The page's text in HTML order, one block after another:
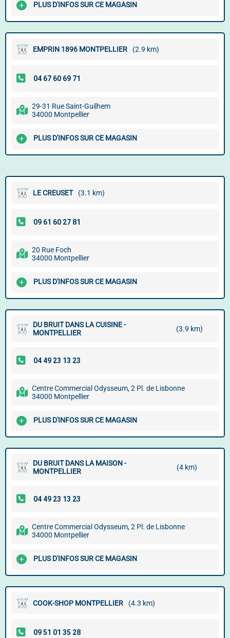
PLUS D'INFOS SUR CE MAGASIN
EMPRIN 1896 MONTPELLIER (2.9 km)
29-31 Rue Saint-Guilhem
34000 Montpellier
PLUS D'INFOS SUR CE MAGASIN
LE CREUSET (3.1 km)
20 Rue Foch
34000 Montpellier
PLUS D'INFOS SUR CE MAGASIN
DU BRUIT DANS LA CUISINE -
MONTPELLIER
(3.9 km)
Centre Commercial Odysseum, 2 Pl. de Lisbonne
34000 Montpellier
PLUS D'INFOS SUR CE MAGASIN
DU BRUIT DANS LA MAISON -
MONTPELLIER
(4 km)
Centre Commercial Odysseum, 2 Pl. de Lisbonne
34000 Montpellier
PLUS D'INFOS SUR CE MAGASIN
COOK-SHOP MONTPELLIER (4.3 km)